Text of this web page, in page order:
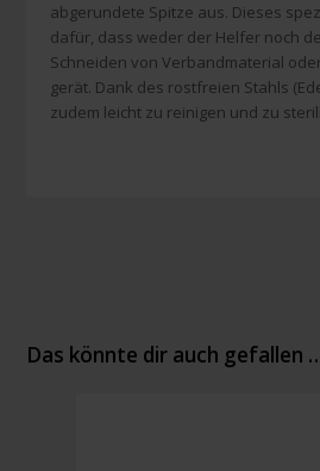
abgerundete Spitze aus. Dieses
dafür, dass weder der Helfer noch
Schneiden von Verbandmaterial
gerät. Dank des rostfreien Stahls
zudem leicht zu reinigen und zu
Das könnte dir auch gefallen